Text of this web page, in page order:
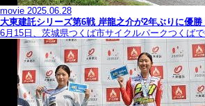
movie 2025.06.28
大東建託シリーズ第6戦 岸龍之介が2年ぶりに優
6月15日、茨城県つくば市サイクルパークつくば